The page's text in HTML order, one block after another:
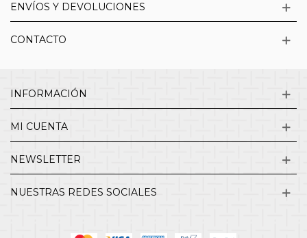
ENVÍOS Y DEVOLUCIONES
CONTACTO
INFORMACIÓN
MI CUENTA
NEWSLETTER
NUESTRAS REDES SOCIALES